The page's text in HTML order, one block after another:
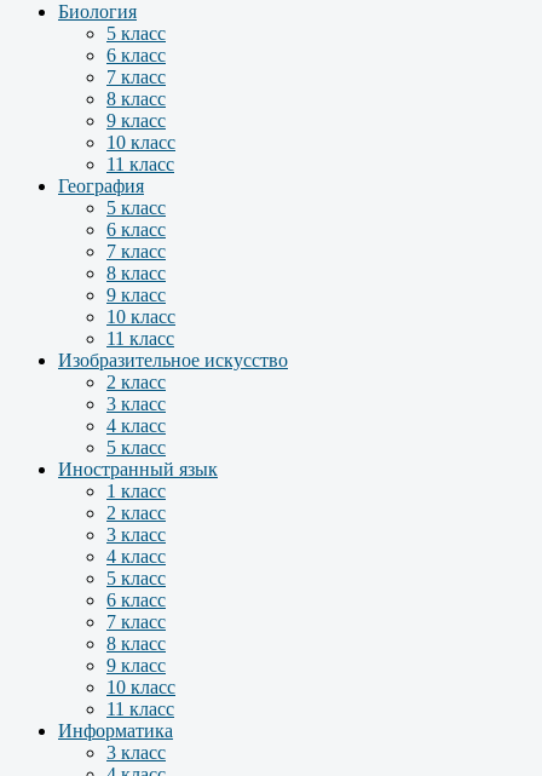
Биология
5 класс
6 класс
7 класс
8 класс
9 класс
10 класс
11 класс
География
5 класс
6 класс
7 класс
8 класс
9 класс
10 класс
11 класс
Изобразительное искусство
2 класс
3 класс
4 класс
5 класс
Иностранный язык
1 класс
2 класс
3 класс
4 класс
5 класс
6 класс
7 класс
8 класс
9 класс
10 класс
11 класс
Информатика
3 класс